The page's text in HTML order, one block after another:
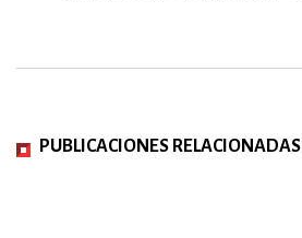
PUBLICACIONES RELACIONADAS